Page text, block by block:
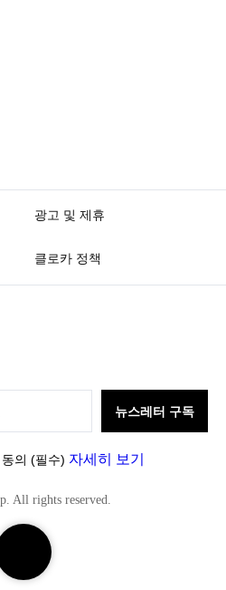
광고 및 제휴
클로카 정책
뉴스레터 구독
의 (필수) 자세히 보기
All rights reserved.